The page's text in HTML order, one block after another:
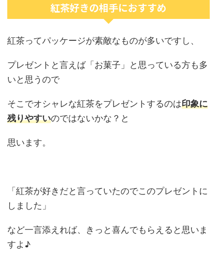
紅茶好きの相手におすすめ
紅茶ってパッケージが素敵なものが多いですし、
プレゼントと言えば「お菓子」と思っている方も多
いと思うので
そこでオシャレな紅茶をプレゼントするのは印象に
残りやすいのではないかな？と
思います。
「紅茶が好きだと言っていたのでこのプレゼントに
しました」
など一言添えれば、きっと喜んでもらえると思いま
すよ♪